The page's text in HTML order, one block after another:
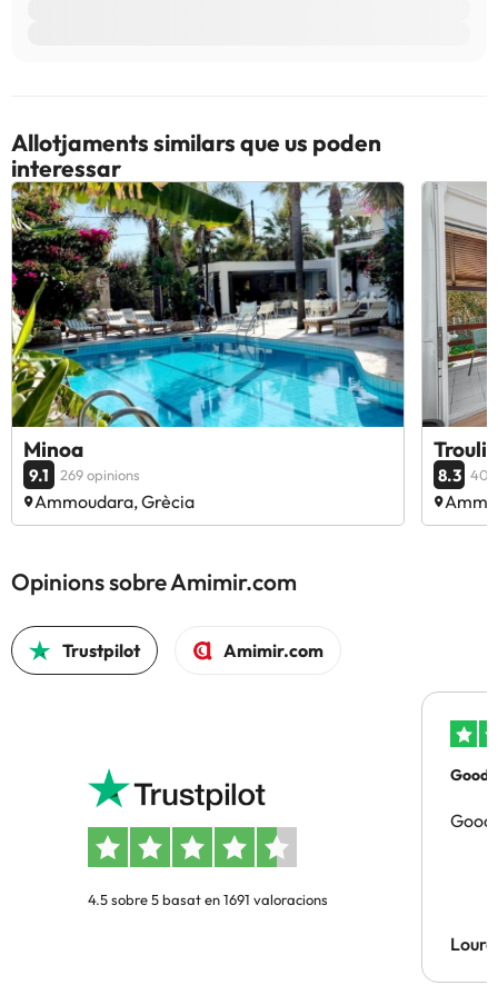
Allotjaments similars que us poden
interessar
Minoa
9.1 269 opinions
Ammoudara, Grècia
8.3 401
Opinions sobre Amimir.com
Trustpilot Amimir.com
4.5 sobre 5 basat en 1691 valoracions
Good
Good